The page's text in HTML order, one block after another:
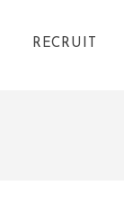
RECRUIT